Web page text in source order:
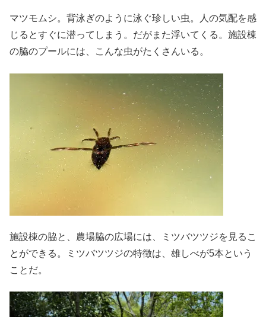
マツモムシ。背泳ぎのように泳ぐ珍しい虫。人の気配を感
じるとすぐに潜ってしまう。だがまた浮いてくる。施設棟
の脇のプールには、こんな虫がたくさんいる。
施設棟の脇と、農場脇の広場には、ミツバツツジを見るこ
とができる。ミツバツツジの特徴は、雄しべが5本という
ことだ。